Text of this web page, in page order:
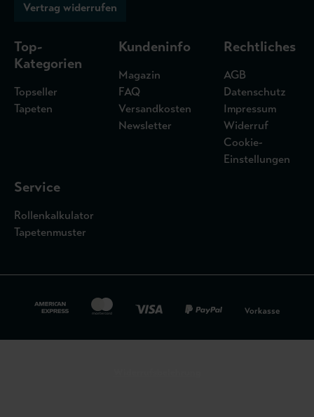
Vertrag widerrufen
Top-
Kategorien
Topseller
Tapeten
Kundeninfo
Magazin
FAQ
Versandkosten
Newsletter
Rechtliches
AGB
Datenschutz
Impressum
Widerruf
Cookie-
Einstellungen
Service
Rollenkalkulator
Tapetenmuster